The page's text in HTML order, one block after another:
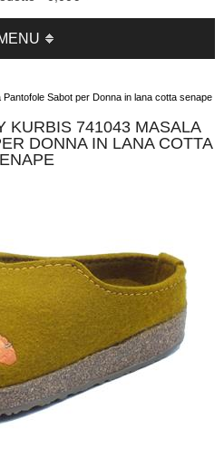
Sabot per Donna in lana cotta senape
KURBIS 741043 MASALA
DONNA IN LANA COTTA